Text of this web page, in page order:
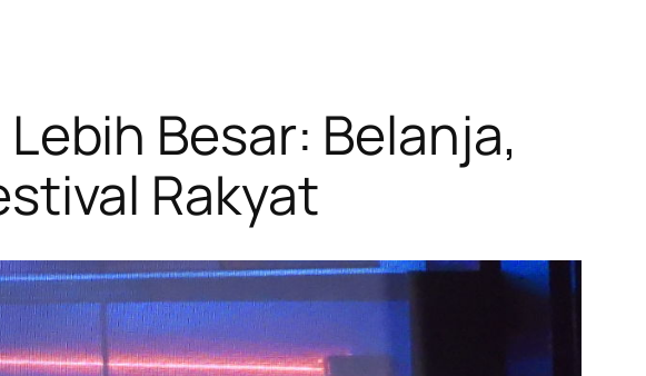
Besar: Belanja,
Rakyat